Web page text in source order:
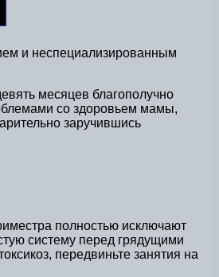
и неспециализированным
месяцев благополучно
со здоровьем мамы,
заручившись
полностью исключают
систему перед грядущими
передвиньте занятия на